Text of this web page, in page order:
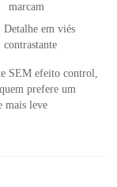
marcam
Detalhe em viés
contrastante
SEM efeito control,
prefere um
mais leve